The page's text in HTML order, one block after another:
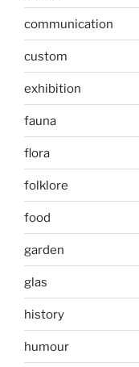
communication
custom
exhibition
fauna
flora
folklore
food
garden
glas
history
humour